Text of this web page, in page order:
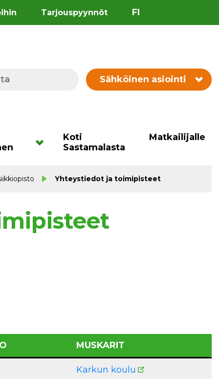
Tarjouspyynnöt FI
Sähköinen asiointi
Koti
Sastamalasta
Matkailijalle
Yhteystiedot ja toimipisteet
MUSKARIT
Karkun koulu